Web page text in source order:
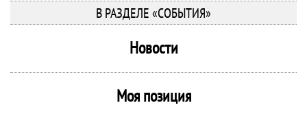
В РАЗДЕЛЕ «СОБЫТИЯ»
Новости
Моя позиция